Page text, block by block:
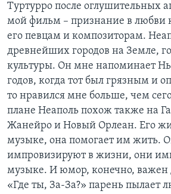
Туртурро после оглушительных
мой фильм – признание в любви
его певцам и композиторам.
древнейших городов на Земле,
культуры. Он мне напоминает
годов, когда тот был грязным и
то нравился мне больше, чем
плане Неаполь похож также на
Жанейро и Новый Орлеан. Его
музыке, она помогает им жить.
импровизируют в жизни, они
музыке. И юмор, конечно, важен
«Где ты, За-За?» парень пылает